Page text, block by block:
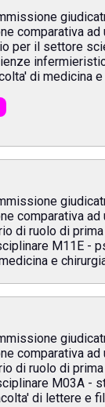
comparativa ad
per il settore
di medicina e
comparativa ad
di ruolo di
M11E -
e
comparativa ad
di ruolo di
M03A -
di lettere e